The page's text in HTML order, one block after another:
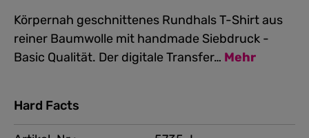
Körpernah geschnittenes Rundhals T-Shirt aus
reiner Baumwolle mit handmade Siebdruck -
Basic Qualität. Der digitale Transfer… Mehr
Hard Facts